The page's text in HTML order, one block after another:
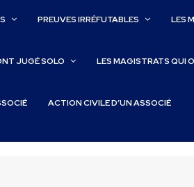
PREUVES IRRÉFUTABLES LES
JUGÉ SOLO LES MAGISTRATS QUI
ACTION CIVILE D’UN ASSOCIÉ